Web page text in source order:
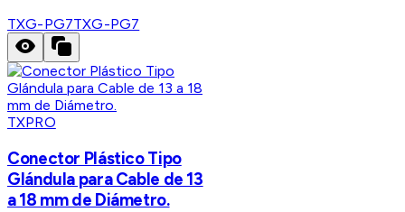
TXG-PG7TXG-PG7
TXPRO
Conector Plástico Tipo
Glándula para Cable de 13
a 18 mm de Diámetro.